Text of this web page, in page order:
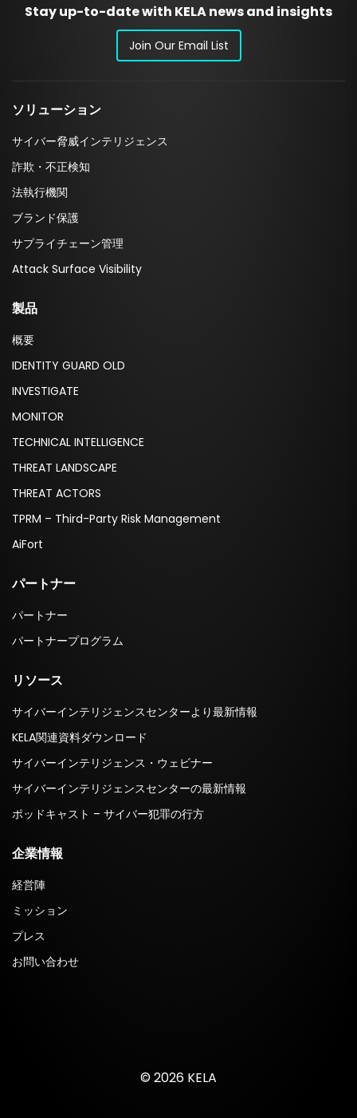
Stay up-to-date with KELA news and insights
Join Our Email List
ソリューション
サイバー脅威インテリジェンス
詐欺・不正検知
法執行機関
ブランド保護
サプライチェーン管理
Attack Surface Visibility
製品
概要
IDENTITY GUARD OLD
INVESTIGATE
MONITOR
TECHNICAL INTELLIGENCE
THREAT LANDSCAPE
THREAT ACTORS
TPRM – Third-Party Risk Management
AiFort
パートナー
パートナー
パートナープログラム
リソース
サイバーインテリジェンスセンターより最新情報
KELA関連資料ダウンロード
サイバーインテリジェンス・ウェビナー
サイバーインテリジェンスセンターの最新情報
ポッドキャスト – サイバー犯罪の行方
企業情報
経営陣
ミッション
プレス
お問い合わせ
© 2026 KELA